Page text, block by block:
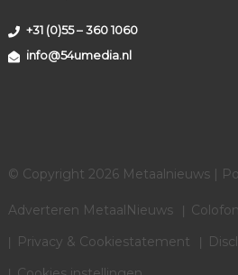
+31 (0)55 – 360 1060
info@54umedia.nl
© Copyright 2026 Metaalnieuws |
Adverteren MetaalNieuws
Colofon
Privacy & Cookiestatement